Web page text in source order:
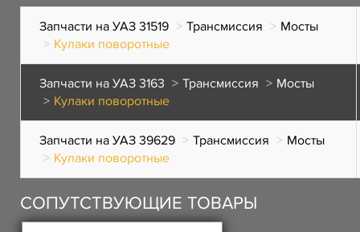
Запчасти на УАЗ 31519 Трансмиссия
Мосты
Кулаки поворотные
Запчасти на УАЗ 3163 Трансмиссия
Мосты
Кулаки поворотные
Запчасти на УАЗ 39629 Трансмиссия
Мосты
Кулаки поворотные
СОПУТСТВУЮЩИЕ ТОВАРЫ